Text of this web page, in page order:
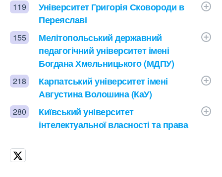
119
Університет Григорія Сковороди в
Переяславі
155
Мелітопольський державний
педагогічний університет імені
Богдана Хмельницького (МДПУ)
218
Карпатський університет імені
Августина Волошина (КаУ)
280
Київський університет
інтелектуальної власності та права